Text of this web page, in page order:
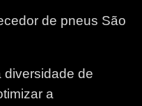
de pneus São
diversidade de
a